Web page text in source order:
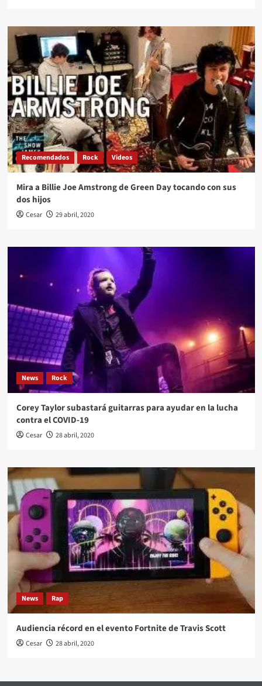
Recomendados Rock Videos
Mira a Billie Joe Amstrong de Green Day tocando con sus
dos hijos
Cesar 29 abril, 2020
News Rock
Corey Taylor subastará guitarras para ayudar en la lucha
contra el COVID-19
Cesar 28 abril, 2020
News Rap
Audiencia récord en el evento Fortnite de Travis Scott
Cesar 28 abril, 2020